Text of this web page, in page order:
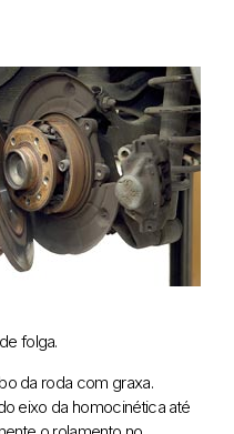
folga.
da roda com graxa.
eixo da homocinética até